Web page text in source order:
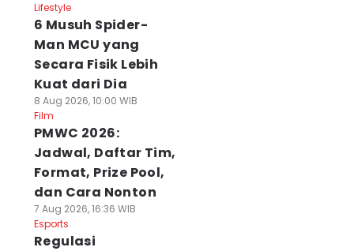
Lifestyle
6 Musuh Spider-
Man MCU yang
Secara Fisik Lebih
Kuat dari Dia
8 Aug 2026, 10:00 WIB
Film
PMWC 2026:
Jadwal, Daftar Tim,
Format, Prize Pool,
dan Cara Nonton
7 Aug 2026, 16:36 WIB
Esports
Regulasi